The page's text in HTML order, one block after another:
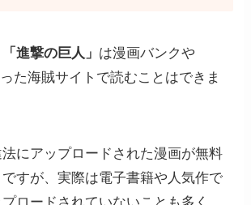
「進撃の巨人」 は漫画バンクや
た海賊サイトで読むことはできま
にアップロードされた漫画が無料
すが、実際は電子書籍や人気作で